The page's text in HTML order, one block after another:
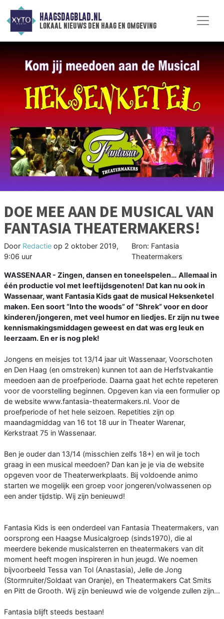
HAAGSDAGBLAD.NL
lokaal nieuws den haag en omgeving
DOE MEE AAN DE MUSICAL VAN
FANTASIA THEATERMAKERS!
Door Redactie op 2 oktober 2019,
9:06 uur
Bron: Fantasia
Theatermakers
WASSENAAR - Zingen, dansen en toneelspelen… Allemaal in
één productie vol met leeftijdsgenoten! Dat kan nu ook in
Wassenaar, want Fantasia Kids gaat de musical Heksenketel
maken. Een soort “Into the woods” of “Shrek” voor en door
kinderen/jongeren, met veel humor en liedjes. Er zijn nu twee
kennismakingsmiddagen geweest en dat was erg leuk en
leerzaam. En er is nog plek!
Jongens en meisjes tot 13/14 jaar uit Wassenaar, Voorschoten
en Den Haag (en omstreken) kunnen tot aan de Herfstvakantie
meedoen aan de proefperiode. Daarna gaat het echte repeteren
voor de voorstelling beginnen. Opgeven kan via een formulier op
de website www.fantasia-theatermakers.nl. Voor de
proefperiode of het hele seizoen. Repetities zijn op
maandagmiddag van 16 tot 18 uur in Theater Warenar,
Kerkstraat 75 in Wassenaar.
Ben je ouder dan 13/14 (misschien zelfs 18+) en wil je toch
graag in een musical meedoen? Dan kan je je via de website
opgeven voor de Theaterwerkplaats. Bij voldoende animo
starten we mogelijk een groep voor jongeren/volwassenen op
een ander tijdstip. Wij zijn benieuwd!
Fantasia Kids is een onderdeel van Fantasia Theatermakers, van
oorsprong een Haagse Musicalgroep (sinds1970), die al
meerdere bekende musicalsterren en theatermakers van dit
moment heeft mogen inspireren in hun jeugd. We noemen
bijvoorbeeld Tessa van Tol (Anastasia), Jelle de Jong
(Stormruiter/Soldaat van Oranje), en Theatermakers Cat Smits
en Pitt de Grooth. Wij zijn benieuwd wie de volgende zullen zijn…
Fantasia blijft steeds bestaan!